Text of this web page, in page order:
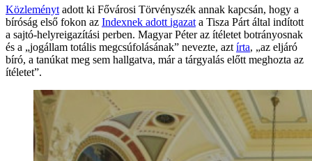
Közleményt adott ki Fővárosi Törvényszék annak kapcsán, hogy a
bíróság első fokon az Indexnek adott igazat a Tisza Párt által indított
a sajtó-helyreigazítási perben. Magyar Péter az ítéletet botrányosnak
és a „jogállam totális megcsúfolásának” nevezte, azt írta, „az eljáró
bíró, a tanúkat meg sem hallgatva, már a tárgyalás előtt meghozta az
ítéletet”.